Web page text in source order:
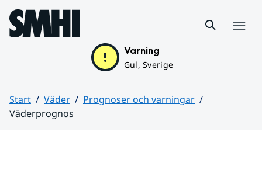
Hoppa till sidans innehåll
Varning
Gul, Sverige
Start Väder
Prognoser och varningar
Väderprognos